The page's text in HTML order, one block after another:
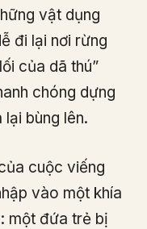
vật dụng
đi lại nơi rừng
của dã thú”
chóng dựng
bùng lên.
cuộc viếng
vào một khía
một đứa trẻ bị